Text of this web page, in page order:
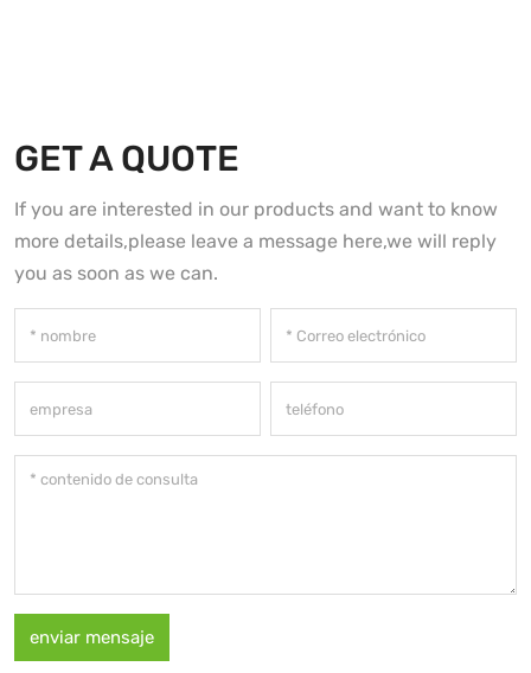
GET A QUOTE
If you are interested in our products and want to know
more details,please leave a message here,we will reply
you as soon as we can.
enviar mensaje